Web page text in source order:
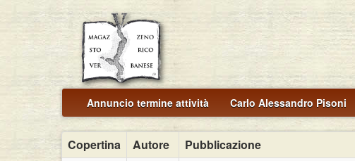
Annuncio termine attività Carlo Alessandro Pisoni
Copertina Autore Pubblicazione